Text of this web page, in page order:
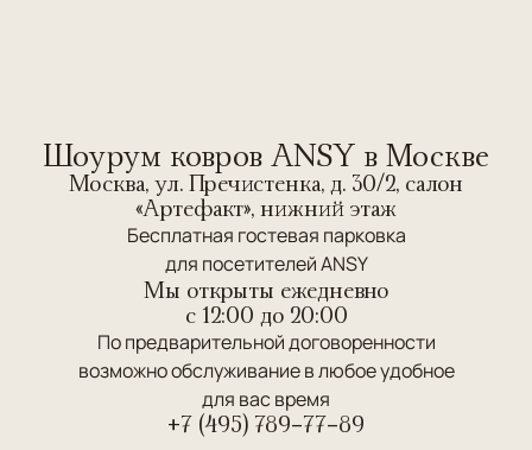
Шоурум ковров ANSY в Москве
Москва, ул. Пречистенка, д. 30/2, салон
«Артефакт», нижний этаж
Бесплатная гостевая парковка
для посетителей ANSY
Мы открыты ежедневно
c 12:00 до 20:00
По предварительной договоренности
возможно обслуживание в любое удобное
для вас время
+7 (495) 789-77-89